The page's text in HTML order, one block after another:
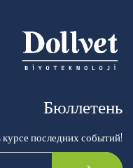
Бюллетень
курсе последних событий!